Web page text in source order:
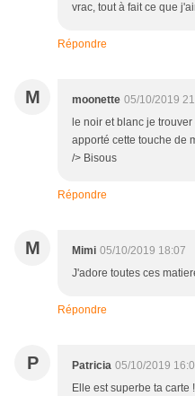
vrac, tout à fait ce que
Répondre
M moonette 05/10/2019
le noir et blanc je
apporté cette touche de
/> Bisous
Répondre
M Mimi 05/10/2019 18:07
J'adore toutes ces
Répondre
P Patricia 05/10/2019
Elle est superbe ta carte